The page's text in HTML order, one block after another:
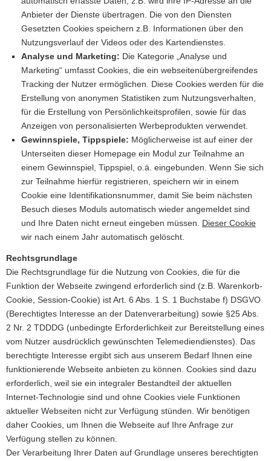
Anbieter der Dienste übertragen. Die von den Diensten
Gesetzten Cookies speichern z.B. Informationen über den
Nutzungsverlauf der Videos oder des Kartendienstes.
Analyse und Marketing: Die Kategorie „Analyse und
Marketing“ umfasst Cookies, die ein webseitenübergreifendes
Tracking der Nutzer ermöglichen. Diese Cookies werden für die
Erstellung von anonymen Statistiken zum Nutzungsverhalten,
für die Erstellung von Persönlichkeitsprofilen, sowie für das
Anzeigen von personalisierten Werbeprodukten verwendet.
Gewinnspiele, Tippspiele: Möglicherweise ist auf einer der
Unterseiten dieser Homepage ein Modul zur Teilnahme an
einem Gewinnspiel, Tippspiel, o.ä. eingebunden. Wenn Sie sich
zur Teilnahme hierfür registrieren, speichern wir in einem
Cookie eine Identifikationsnummer, damit Sie beim nächsten
Besuch dieses Moduls automatisch wieder angemeldet sind
und Ihre Daten nicht erneut eingeben müssen. Dieser Cookie
wir nach einem Jahr automatisch gelöscht.
Rechtsgrundlage
Die Rechtsgrundlage für die Nutzung von Cookies, die für die
Funktion der Webseite zwingend erforderlich sind (z.B. Warenkorb-
Cookie, Session-Cookie) ist Art. 6 Abs. 1 S. 1 Buchstabe f) DSGVO
(Berechtigtes Interesse an der Datenverarbeitung) sowie §25 Abs.
2 Nr. 2 TDDDG (unbedingte Erforderlichkeit zur Bereitstellung eines
vom Nutzer ausdrücklich gewünschten Telemediendienstes). Das
berechtigte Interesse ergibt sich aus unserem Bedarf Ihnen eine
funktionierende Webseite anbieten zu können. Cookies sind dazu
erforderlich, weil sie ein integraler Bestandteil der aktuellen
Internet-Technologie sind und ohne Cookies viele Funktionen
aktueller Webseiten nicht zur Verfügung stünden. Wir benötigen
daher Cookies, um Ihnen die Webseite auf Ihre Anfrage zur
Verfügung stellen zu können.
Der Verarbeitung Ihrer Daten auf Grundlage unseres berechtigten